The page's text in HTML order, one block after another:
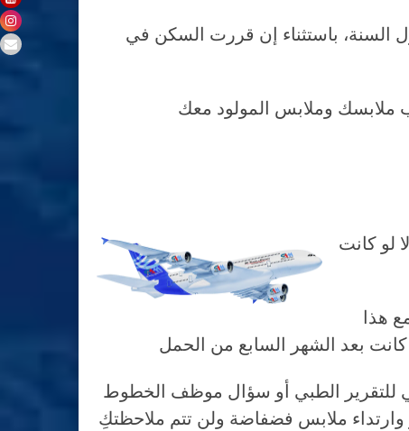
السنة، باستثناء إن قررت السكن في
إلا لو كانت
هذا
للتقرير الطبي أو سؤال موظف الخطوط